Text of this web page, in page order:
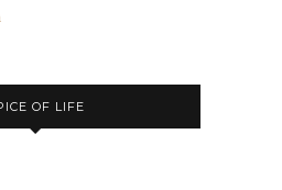
OF LIFE